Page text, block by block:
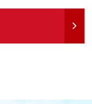
ため
などの発送
を行うため